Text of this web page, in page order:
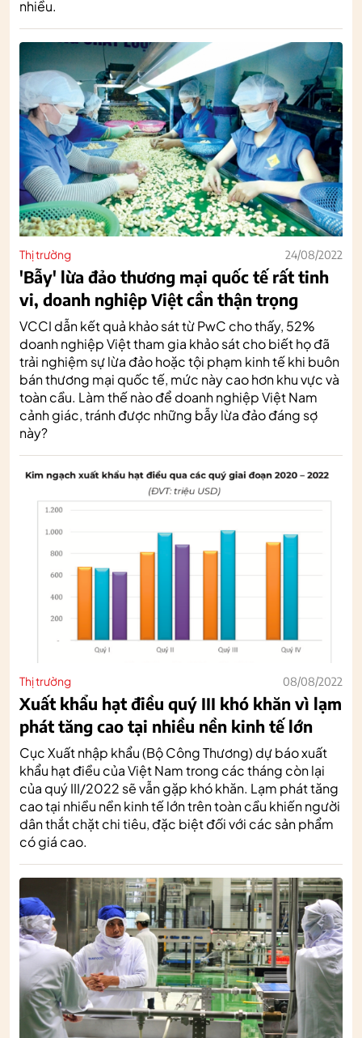
nhiều.
Thị trường 24/08/2022
'Bẫy' lừa đảo thương mại quốc tế rất tinh
vi, doanh nghiệp Việt cần thận trọng
VCCI dẫn kết quả khảo sát từ PwC cho thấy, 52%
doanh nghiệp Việt tham gia khảo sát cho biết họ đã
trải nghiệm sự lừa đảo hoặc tội phạm kinh tế khi buôn
bán thương mại quốc tế, mức này cao hơn khu vực và
toàn cầu. Làm thế nào để doanh nghiệp Việt Nam
cảnh giác, tránh được những bẫy lừa đảo đáng sợ
này?
Thị trường 08/08/2022
Xuất khẩu hạt điều quý III khó khăn vì lạm
phát tăng cao tại nhiều nền kinh tế lớn
Cục Xuất nhập khẩu (Bộ Công Thương) dự báo xuất
khẩu hạt điều của Việt Nam trong các tháng còn lại
của quý III/2022 sẽ vẫn gặp khó khăn. Lạm phát tăng
cao tại nhiều nền kinh tế lớn trên toàn cầu khiến người
dân thắt chặt chi tiêu, đặc biệt đối với các sản phẩm
có giá cao.